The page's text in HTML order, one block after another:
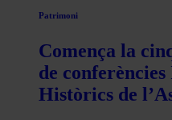
Patrimoni
Comença la
de
Històrics de